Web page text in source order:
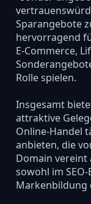
Sparangebote
hervorragend
E-Commerce,
Rolle spielen.
Insgesamt
attraktive
Online-Handel
anbieten, die
Domain vereint
sowohl im
Markenbildung